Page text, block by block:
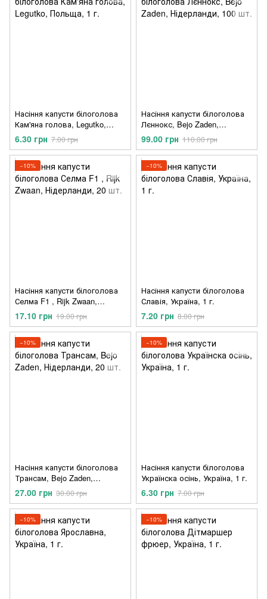
Насіння капусти білоголова
Кам'яна голова, Legutko,
Польща, 1 г.
6.30 грн 7.00 грн
Насіння капусти білоголова
Лєннокс, Bejo Zaden,
Нідерланди, 100 шт.
99.00 грн 110.00 грн
−10%
Насіння капусти білоголова
Селма F1 , Rijk Zwaan,
Нідерланди, 20 шт.
17.10 грн 19.00 грн
−10%
Насіння капусти білоголова
Славія, Україна, 1 г.
7.20 грн 8.00 грн
−10%
Насіння капусти білоголова
Трансам, Bejo Zaden,
Нідерланди, 20 шт.
27.00 грн 30.00 грн
−10%
Насіння капусти білоголова
Українска осінь, Україна, 1 г.
6.30 грн 7.00 грн
−10% −10%